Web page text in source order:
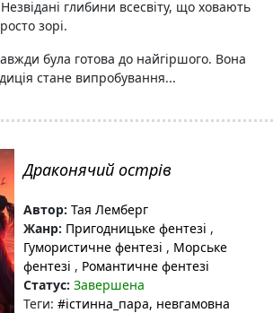
глибини всесвіту, що ховають
зорі.
була готова до найгіршого. Вона
стане випробування...
Драконячий острів
Автор: Тая Лемберг
Жанр: Пригодницьке фентезі ,
Гумористичне фентезі , Морське
фентезі , Романтичне фентезі
Статус: Завершена
Теги: #істинна_пара, невгамовна